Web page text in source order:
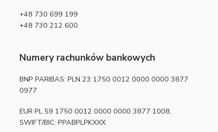
+48 730 699 199
+48 730 212 600
Numery rachunków bankowych
BNP PARIBAS: PLN 23 1750 0012 0000 0000 3877
0977
EUR PL 59 1750 0012 0000 0000 3877 1008,
SWIFT/BIC: PPABPLPKXXX